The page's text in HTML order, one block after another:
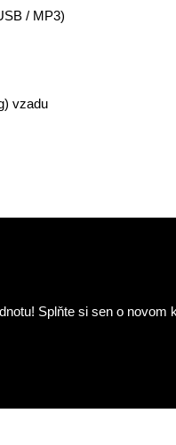
čierna, vysoký lesk)
/ MP3)
Splňte si sen o